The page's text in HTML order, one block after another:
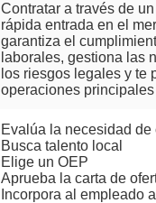
Contratar a través de
rápida entrada en el
garantiza el
laborales, gestiona las
los riesgos legales y te
operaciones
Evalúa la necesidad de
Busca talento local
Elige un OEP
Aprueba la carta de
Incorpora al empleado